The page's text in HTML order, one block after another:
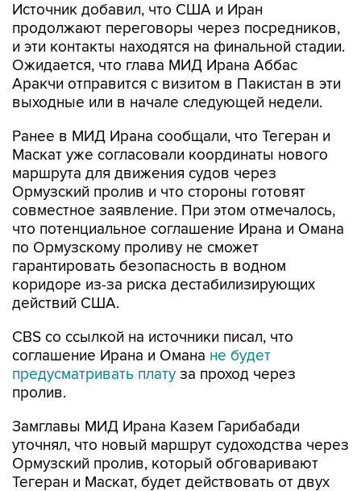
Источник добавил, что США и Иран
продолжают переговоры через посредников,
и эти контакты находятся на финальной стадии.
Ожидается, что глава МИД Ирана Аббас
Аракчи отправится с визитом в Пакистан в эти
выходные или в начале следующей недели.
Ранее в МИД Ирана сообщали, что Тегеран и
Маскат уже согласовали координаты нового
маршрута для движения судов через
Ормузский пролив и что стороны готовят
совместное заявление. При этом отмечалось,
что потенциальное соглашение Ирана и Омана
по Ормузскому проливу не сможет
гарантировать безопасность в водном
коридоре из-за риска дестабилизирующих
действий США.
CBS со ссылкой на источники писал, что
соглашение Ирана и Омана не будет
предусматривать плату за проход через
пролив.
Замглавы МИД Ирана Казем Гарибабади
уточнял, что новый маршрут судоходства через
Ормузский пролив, который обговаривают
Тегеран и Маскат, будет действовать от двух